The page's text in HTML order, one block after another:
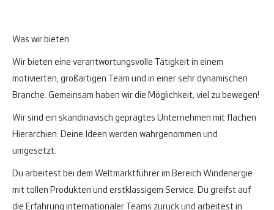
Was wir bieten
Wir bieten eine verantwortungsvolle Tätigkeit in einem
motivierten, großartigen Team und in einer sehr dynamischen
Branche. Gemeinsam haben wir die Möglichkeit, viel zu bewegen!
Wir sind ein skandinavisch geprägtes Unternehmen mit flachen
Hierarchien: Deine Ideen werden wahrgenommen und
umgesetzt.
Du arbeitest bei dem Weltmarktführer im Bereich Windenergie
mit tollen Produkten und erstklassigem Service. Du greifst auf
die Erfahrung internationaler Teams zurück und arbeitest in